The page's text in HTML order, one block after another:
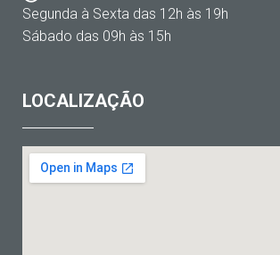
Segunda à Sexta das 12h às 19h
Sábado das 09h às 15h
LOCALIZAÇÃO